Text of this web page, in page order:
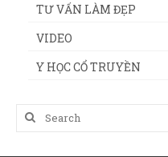
TƯ VẤN LÀM ĐẸP
VIDEO
Y HỌC CỔ TRUYỀN
Search
for: